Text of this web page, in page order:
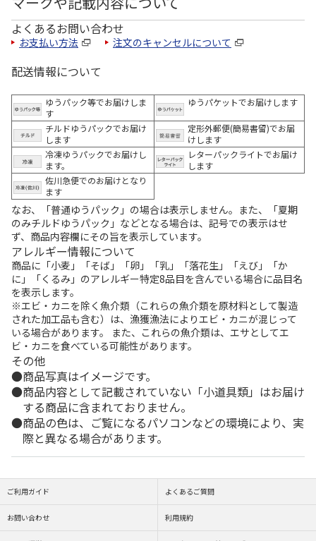
よくあるお問い合わせ
お支払い方法 注文のキャンセルについて
配送情報について
ゆうパック等でお届けしま
す
ゆうパケットでお届けします
チルドゆうパックでお届け
します
定形外郵便(簡易書留)でお届
けします
冷凍ゆうパックでお届けし
ます。
レターパックライトでお届け
します
佐川急便でのお届けとなり
ます
なお、「普通ゆうパック」の場合は表示しません。また、「夏期
のみチルドゆうパック」などとなる場合は、記号での表示はせ
ず、商品内容欄にその旨を表示しています。
アレルギー情報について
商品に「小麦」「そば」「卵」「乳」「落花生」「えび」「か
に」「くるみ」のアレルギー特定8品目を含んでいる場合に品目名
を表示します。
※エビ・カニを除く魚介類（これらの魚介類を原材料として製造
された加工品も含む）は、漁獲漁法によりエビ・カニが混じって
いる場合があります。 また、これらの魚介類は、エサとしてエ
ビ・カニを食べている可能性があります。
その他
商品写真はイメージです。
商品内容として記載されていない「小道具類」はお届け
する商品に含まれておりません。
商品の色は、ご覧になるパソコンなどの環境により、実
際と異なる場合があります。
ご利用ガイド よくあるご質問
お問い合わせ 利用規約